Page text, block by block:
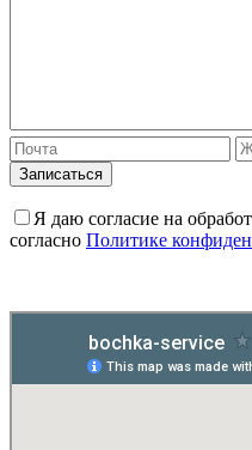
Я даю согласие на
согласно Политике